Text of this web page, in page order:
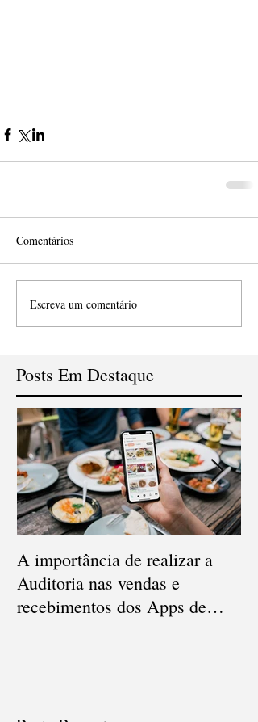
Comentários
Escreva um comentário
Posts Em Destaque
A importância de realizar a
Auditoria nas vendas e
recebimentos dos Apps de